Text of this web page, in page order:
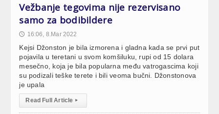
Vežbanje tegovima nije rezervisano
samo za bodibildere
🕔 16:06, 8.Mar 2022
Kejsi Džonston je bila izmorena i gladna kada se prvi put
pojavila u teretani u svom komšiluku, rupi od 15 dolara
mesečno, koja je bila popularna među vatrogascima koji
su podizali teške terete i bili veoma bučni. Džonstonova
je upala
Read Full Article ▸